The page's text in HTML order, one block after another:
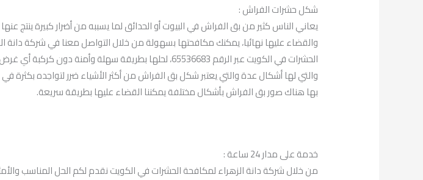
شكل حشرات الفراش :
يعاني الناس كثير من بق الفراش في البيوت أو الحدائق لما يسببه من أضرار كبيرة ينتج
والقضاء عليها نهائيا، يمكنك مكافحتها بسهولة من خلال التواصل معنا في شركة دانة
الحشرات في الكويت عبر الرقم 65536683، لحلها بطريقة سهلة وأمنة دون
والتي لها أشكال عدة والتي يعتبر شكل بق الفراش من أكثر الأشياء ضرر لتواجده بكثرة في
بها هناك صور بق الفراش بأشكال مختلفة يمكننا القضاء عليها بطريقة سريعة.
خدمة على مدار 24 ساعة :
من خلال شركة دانة الزهراء لمكافحة الحشرات في الكويت نقدم لكم الحل المناسب